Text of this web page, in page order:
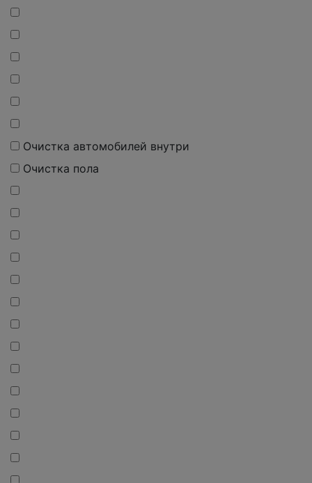
Очистка автомобилей внутри
Очистка пола